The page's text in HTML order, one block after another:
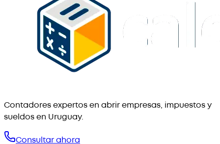
Contadores expertos en abrir empresas, impuestos y
sueldos en Uruguay.
Consultar ahora